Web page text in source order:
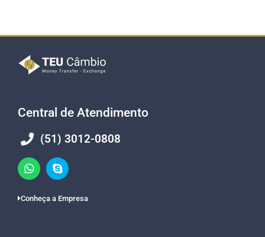
Central de Atendimento
(51) 3012-0808
Conheça a Empresa